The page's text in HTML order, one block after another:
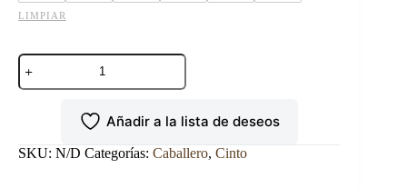
LIMPIAR
CINTO
CUADRA
RES
cantidad
Añadir a la lista de deseos
SKU: N/D Categorías: Caballero, Cinto